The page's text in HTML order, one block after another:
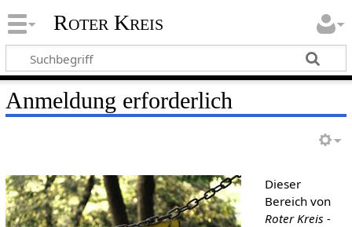
Roter Kreis
Anmeldung erforderlich
Dieser
Bereich von
Roter Kreis -